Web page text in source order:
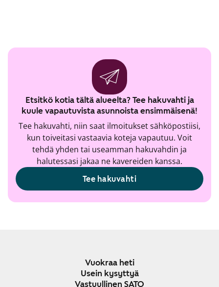
Etsitkö kotia tältä alueelta? Tee hakuvahti ja
kuule vapautuvista asunnoista ensimmäisenä!
Tee hakuvahti, niin saat ilmoitukset sähköpostiisi,
kun toiveitasi vastaavia koteja vapautuu. Voit
tehdä yhden tai useamman hakuvahdin ja
halutessasi jakaa ne kavereiden kanssa.
Tee hakuvahti
Vuokraa heti
Usein kysyttyä
Vastuullinen SATO